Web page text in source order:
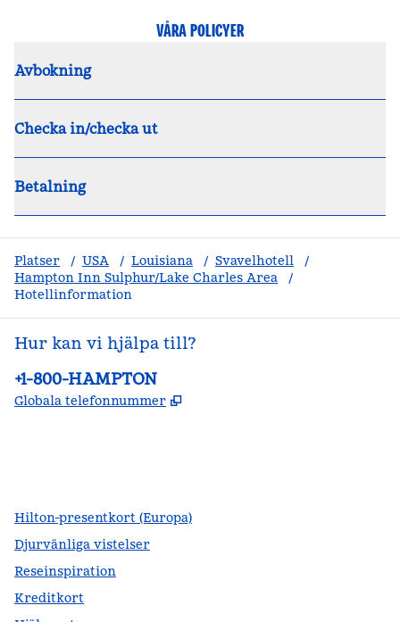
VÅRA POLICYER
Avbokning
Checka in/checka ut
Betalning
Platser / USA / Louisiana / Svavelhotell
/
Hampton Inn Sulphur/Lake Charles Area
/
Hotellinformation
Hur kan vi hjälpa till?
Telefon:
+1-800-HAMPTON
Globala telefonnummer ,
Hilton-presentkort (Europa)
Djurvänliga vistelser
Reseinspiration
Kreditkort